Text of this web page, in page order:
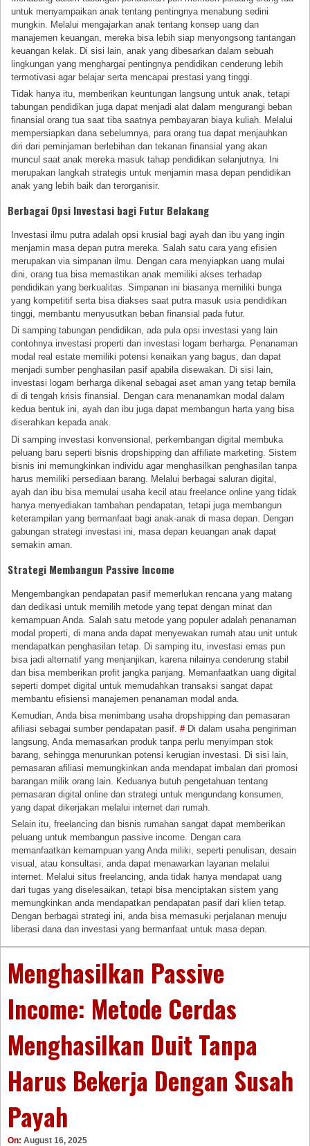
untuk menyampaikan anak tentang pentingnya menabung sedini
mungkin. Melalui mengajarkan anak tentang konsep uang dan
manajemen keuangan, mereka bisa lebih siap menyongsong tantangan
keuangan kelak. Di sisi lain, anak yang dibesarkan dalam sebuah
lingkungan yang menghargai pentingnya pendidikan cenderung lebih
termotivasi agar belajar serta mencapai prestasi yang tinggi.
Tidak hanya itu, memberikan keuntungan langsung untuk anak, tetapi
tabungan pendidikan juga dapat menjadi alat dalam mengurangi beban
finansial orang tua saat tiba saatnya pembayaran biaya kuliah. Melalui
mempersiapkan dana sebelumnya, para orang tua dapat menjauhkan
diri dari peminjaman berlebihan dan tekanan finansial yang akan
muncul saat anak mereka masuk tahap pendidikan selanjutnya. Ini
merupakan langkah strategis untuk menjamin masa depan pendidikan
anak yang lebih baik dan terorganisir.
Berbagai Opsi Investasi bagi Futur Belakang
Investasi ilmu putra adalah opsi krusial bagi ayah dan ibu yang ingin
menjamin masa depan putra mereka. Salah satu cara yang efisien
merupakan via simpanan ilmu. Dengan cara menyiapkan uang mulai
dini, orang tua bisa memastikan anak memiliki akses terhadap
pendidikan yang berkualitas. Simpanan ini biasanya memiliki bunga
yang kompetitif serta bisa diakses saat putra masuk usia pendidikan
tinggi, membantu menyusutkan beban finansial pada futur.
Di samping tabungan pendidikan, ada pula opsi investasi yang lain
contohnya investasi properti dan investasi logam berharga. Penanaman
modal real estate memiliki potensi kenaikan yang bagus, dan dapat
menjadi sumber penghasilan pasif apabila disewakan. Di sisi lain,
investasi logam berharga dikenal sebagai aset aman yang tetap bernila
di di tengah krisis finansial. Dengan cara menanamkan modal dalam
kedua bentuk ini, ayah dan ibu juga dapat membangun harta yang bisa
diserahkan kepada anak.
Di samping investasi konvensional, perkembangan digital membuka
peluang baru seperti bisnis dropshipping dan affiliate marketing. Sistem
bisnis ini memungkinkan individu agar menghasilkan penghasilan tanpa
harus memiliki persediaan barang. Melalui berbagai saluran digital,
ayah dan ibu bisa memulai usaha kecil atau freelance online yang tidak
hanya menyediakan tambahan pendapatan, tetapi juga membangun
keterampilan yang bermanfaat bagi anak-anak di masa depan. Dengan
gabungan strategi investasi ini, masa depan keuangan anak dapat
semakin aman.
Strategi Membangun Passive Income
Mengembangkan pendapatan pasif memerlukan rencana yang matang
dan dedikasi untuk memilih metode yang tepat dengan minat dan
kemampuan Anda. Salah satu metode yang populer adalah penanaman
modal properti, di mana anda dapat menyewakan rumah atau unit untuk
mendapatkan penghasilan tetap. Di samping itu, investasi emas pun
bisa jadi alternatif yang menjanjikan, karena nilainya cenderung stabil
dan bisa memberikan profit jangka panjang. Memanfaatkan uang digital
seperti dompet digital untuk memudahkan transaksi sangat dapat
membantu efisiensi manajemen penanaman modal anda.
Kemudian, Anda bisa menimbang usaha dropshipping dan pemasaran
afiliasi sebagai sumber pendapatan pasif.# Di dalam usaha pengiriman
langsung, Anda memasarkan produk tanpa perlu menyimpan stok
barang, sehingga menurunkan potensi kerugian investasi. Di sisi lain,
pemasaran afiliasi memungkinkan anda mendapat imbalan dari promosi
barangan milik orang lain. Keduanya butuh pengetahuan tentang
pemasaran digital online dan strategi untuk mengundang konsumen,
yang dapat dikerjakan melalui internet dari rumah.
Selain itu, freelancing dan bisnis rumahan sangat dapat memberikan
peluang untuk membangun passive income. Dengan cara
memanfaatkan kemampuan yang Anda miliki, seperti penulisan, desain
visual, atau konsultasi, anda dapat menawarkan layanan melalui
internet. Melalui situs freelancing, anda tidak hanya mendapat uang
dari tugas yang diselesaikan, tetapi bisa menciptakan sistem yang
memungkinkan anda mendapatkan pendapatan pasif dari klien tetap.
Dengan berbagai strategi ini, anda bisa memasuki perjalanan menuju
liberasi dana dan investasi yang bermanfaat untuk masa depan.
Menghasilkan Passive
Income: Metode Cerdas
Menghasilkan Duit Tanpa
Harus Bekerja Dengan Susah
Payah
On: August 16, 2025